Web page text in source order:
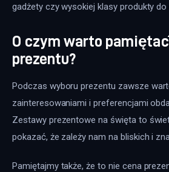
gadżety czy wysokiej klasy produkty do
O czym warto
prezentu?
Podczas wyboru prezentu zawsze
zainteresowaniami i preferencjami
Zestawy prezentowe na święta to
pokazać, że zależy nam na bliskich i
Pamiętajmy także, że to nie cena